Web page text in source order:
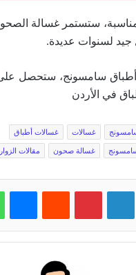
ستستمر غسالة
جيد لسنوات عديدة.
سامسونج، ستحصل
في الأردن
غسالات غسالات أطباق
غسالة صحون مقالات الزوار
لينكدإن بينتيريست